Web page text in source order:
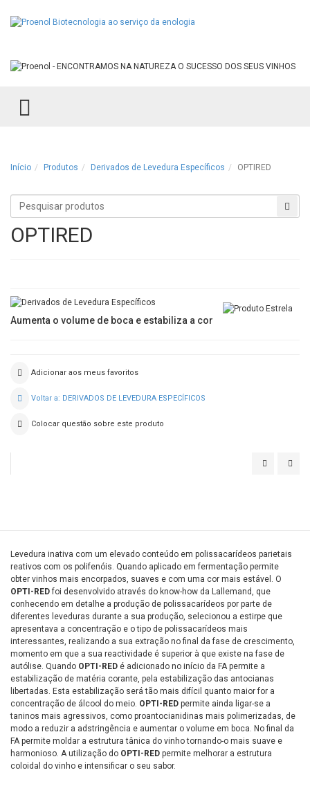
TOGGLE MENU
Início Produtos Derivados de Levedura Específicos OPTIRED
Procurar
produtos
OPTIRED
Aumenta o volume de boca e estabiliza a cor
Adicionar aos meus favoritos
Voltar a: DERIVADOS DE LEVEDURA ESPECÍFICOS
Colocar questão sobre este produto
Levedura inativa com um elevado conteúdo em polissacarídeos parietais
reativos com os polifenóis. Quando aplicado em fermentação permite
obter vinhos mais encorpados, suaves e com uma cor mais estável. O
OPTI-REDfoi desenvolvido através do know-how da Lallemand, que
conhecendo em detalhe a produção de polissacarídeos por parte de
diferentes leveduras durante a sua produção, selecionou a estirpe que
apresentava a concentração e o tipo de polissacarídeos mais
interessantes, realizando a sua extração no final da fase de crescimento,
momento em que a sua reactividade é superior à que existe na fase de
autólise. Quando OPTI-RED é adicionado no início da FA permite a
estabilização de matéria corante, pela estabilização das antocianas
libertadas. Esta estabilização será tão mais difícil quanto maior for a
concentração de álcool do meio. OPTI-RED permite ainda ligar-se a
taninos mais agressivos, como proantocianidinas mais polimerizadas, de
modo a reduzir a adstringência e aumentar o volume em boca. No final da
FA permite moldar a estrutura tânica do vinho tornando-o mais suave e
harmonioso. A utilização do OPTI-RED permite melhorar a estrutura
coloidal do vinho e intensificar o seu sabor.